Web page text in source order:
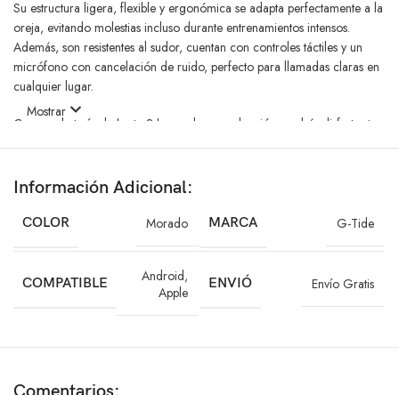
Su estructura ligera, flexible y ergonómica se adapta perfectamente a la
oreja, evitando molestias incluso durante entrenamientos intensos.
Además, son resistentes al sudor, cuentan con controles táctiles y un
micrófono con cancelación de ruido, perfecto para llamadas claras en
cualquier lugar.
Con una batería de hasta 8 horas de reproducción, podrás disfrutar tu
Tecnología de conducción de aire (open-ear) para mayor seguridad y
comodidad
Bluetooth 5.3 – conexión estable y rápida para iOS y Android
Sonido estéreo de alta fidelidad con drivers de 14.2 mm
Mostrar
Información Adicional:
COLOR Morado MARCA G-Tide
COMPATIBLE Android,
Apple
ENVIÓ Envío Gratis